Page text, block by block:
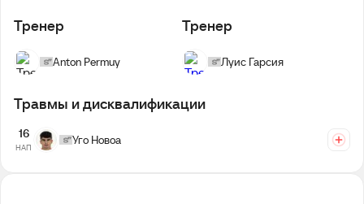
Тренер
Anton Permuy
Тренер
Луис Гарсия
Травмы и дисквалификации
16
НАП
Уго Новоа